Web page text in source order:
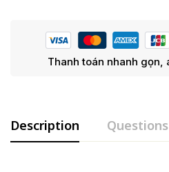
Thanh toán nhanh gọn,
Description Questions